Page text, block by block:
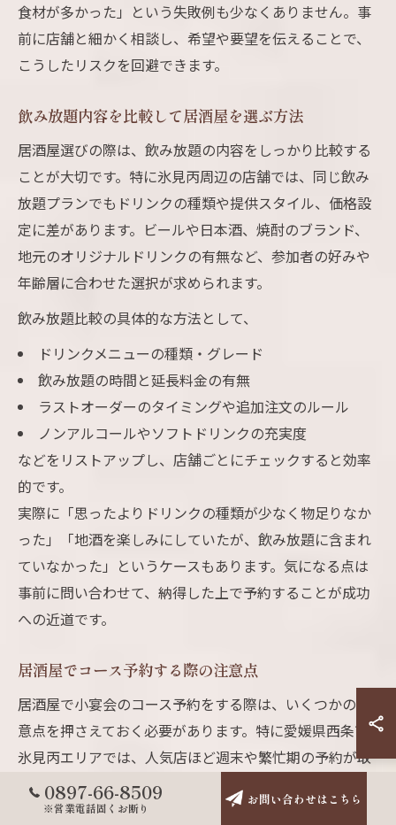
食材が多かった」という失敗例も少なくありません。事
前に店舗と細かく相談し、希望や要望を伝えることで、
こうしたリスクを回避できます。
飲み放題内容を比較して居酒屋を選ぶ方法
居酒屋選びの際は、飲み放題の内容をしっかり比較する
ことが大切です。特に氷見丙周辺の店舗では、同じ飲み
放題プランでもドリンクの種類や提供スタイル、価格設
定に差があります。ビールや日本酒、焼酎のブランド、
地元のオリジナルドリンクの有無など、参加者の好みや
年齢層に合わせた選択が求められます。
飲み放題比較の具体的な方法として、
ドリンクメニューの種類・グレード
飲み放題の時間と延長料金の有無
ラストオーダーのタイミングや追加注文のルール
ノンアルコールやソフトドリンクの充実度
などをリストアップし、店舗ごとにチェックすると効率
的です。
実際に「思ったよりドリンクの種類が少なく物足りなか
った」「地酒を楽しみにしていたが、飲み放題に含まれ
ていなかった」というケースもあります。気になる点は
事前に問い合わせて、納得した上で予約することが成功
への近道です。
居酒屋でコース予約する際の注意点
居酒屋で小宴会のコース予約をする際は、いくつかの注
意点を押さえておく必要があります。特に愛媛県西条市
氷見丙エリアでは、人気店ほど週末や繁忙期の予約が取
りにくい場合があるため、早めの予約がおすすめです。
ネット予約や電話予約の際は、人数や希望日時、個室の
0897-66-8509
※営業電話固くお断り
お問い合わせはこちら